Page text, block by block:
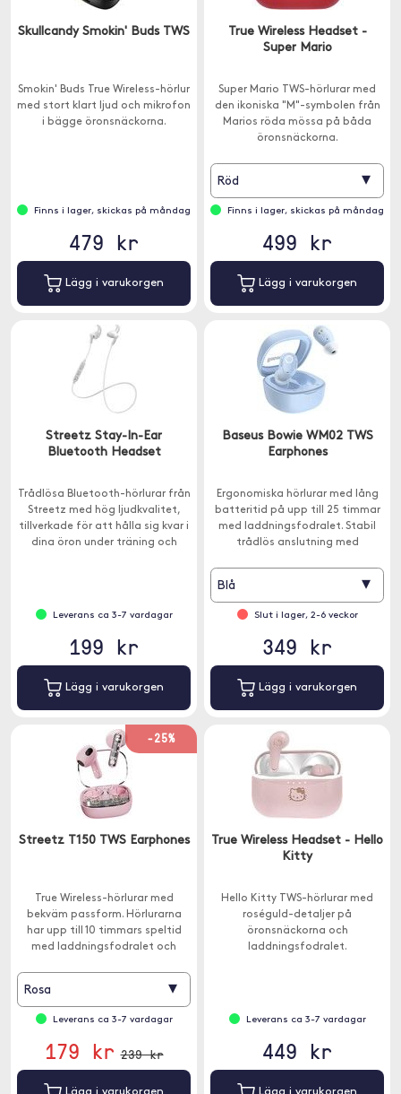
Skullcandy Smokin' Buds TWS
Smokin' Buds True Wireless-hörlur
med stort klart ljud och mikrofon
i bägge öronsnäckorna.
Finns i lager, skickas på måndag
479 kr
Lägg i varukorgen
True Wireless Headset -
Super Mario
Super Mario TWS-hörlurar med
den ikoniska "M"-symbolen från
Marios röda mössa på båda
öronsnäckorna.
Röd ▾
Finns i lager, skickas på måndag
499 kr
Lägg i varukorgen
Streetz Stay-In-Ear
Bluetooth Headset
Trådlösa Bluetooth-hörlurar från
Streetz med hög ljudkvalitet,
tillverkade för att hålla sig kvar i
dina öron under träning och
Leverans ca 3-7 vardagar
199 kr
Lägg i varukorgen
Baseus Bowie WM02 TWS
Earphones
Ergonomiska hörlurar med lång
batteritid på upp till 25 timmar
med laddningsfodralet. Stabil
trådlös anslutning med
Blå ▾
Slut i lager, 2-6 veckor
349 kr
Lägg i varukorgen
-25%
Streetz T150 TWS Earphones
True Wireless-hörlurar med
bekväm passform. Hörlurarna
har upp till 10 timmars speltid
med laddningsfodralet och
Rosa ▾
Leverans ca 3-7 vardagar
179 kr 239 kr
True Wireless Headset - Hello
Kitty
Hello Kitty TWS-hörlurar med
roséguld-detaljer på
öronsnäckorna och
laddningsfodralet.
Leverans ca 3-7 vardagar
449 kr